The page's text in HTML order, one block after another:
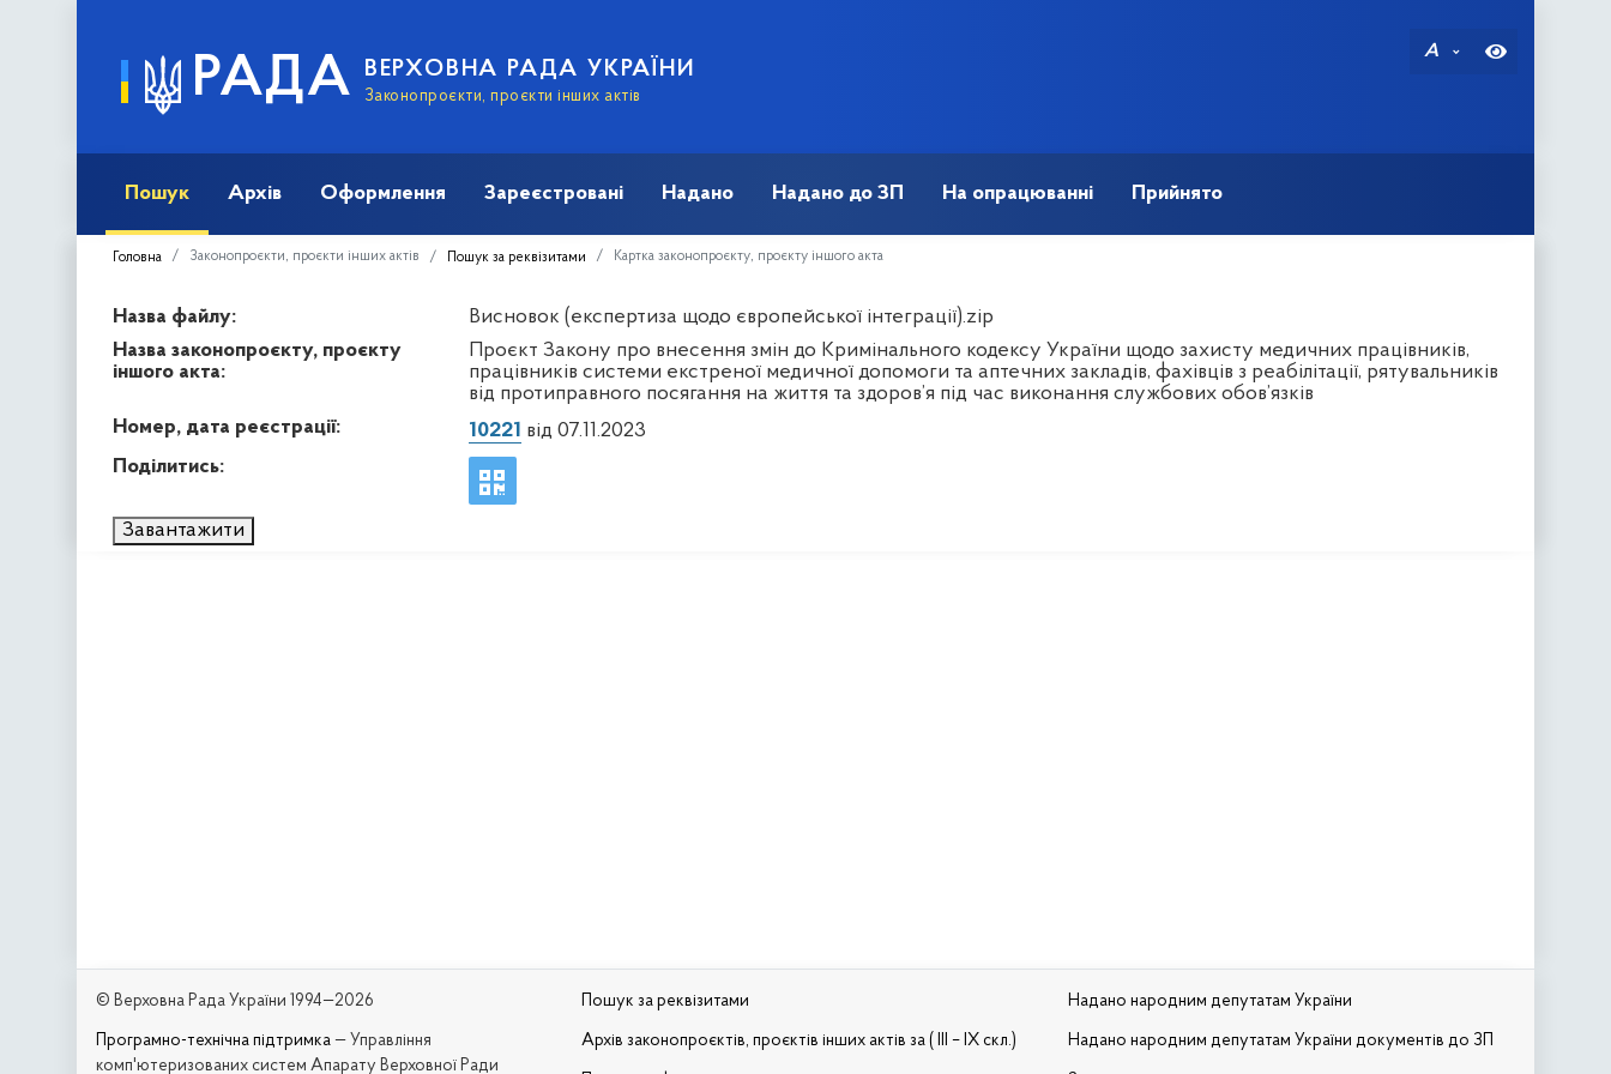
РАДА ВЕРХОВНА РАДА УКРАЇНИ
Законопроєкти, проєкти інших актів
A
Пошук Архів Оформлення Зареєстровані Надано Надано до ЗП На опрацюванні Прийнято
Головна Законопроєкти, проєкти інших актів Пошук за реквізитами Картка законопроєкту, проєкту іншого акта
Назва файлу:
Висновок (експертиза щодо європейської інтеграції).zip
Назва законопроєкту, проєкту
іншого акта:
Проєкт Закону про внесення змін до Кримінального кодексу України щодо захисту медичних працівників,
працівників системи екстреної медичної допомоги та аптечних закладів, фахівців з реабілітації, рятувальників
від протиправного посягання на життя та здоров’я під час виконання службових обов’язків
Номер, дата реєстрації:
10221 від 07.11.2023
Поділитись:
Завантажити
© Верховна Рада України 1994—2026
Програмно-технічна підтримка — Управління
комп'ютеризованих систем Апарату Верховної Ради
Пошук за реквізитами
Архів законопроєктів, проєктів інших актів за ( III – IX скл.)
Надано народним депутатам України
Надано народним депутатам України документів до ЗП